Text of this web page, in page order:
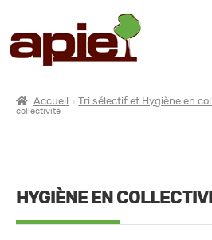
Accueil Tri sélectif et Hygiène en
collectivité
HYGIÈNE EN